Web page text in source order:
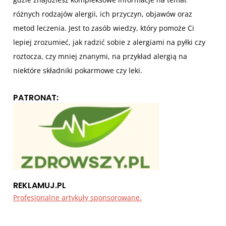
różnych rodzajów alergii, ich przyczyn, objawów oraz
metod leczenia. Jest to zasób wiedzy, który pomoże Ci
lepiej zrozumieć, jak radzić sobie z alergiami na pyłki czy
roztocza, czy mniej znanymi, na przykład alergią na
niektóre składniki pokarmowe czy leki.
PATRONAT:
REKLAMUJ.PL
Profesjonalne artykuły sponsorowane.